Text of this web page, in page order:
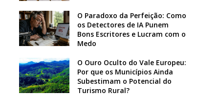
O Paradoxo da Perfeição: Como
os Detectores de IA Punem
Bons Escritores e Lucram com o
Medo
O Ouro Oculto do Vale Europeu:
Por que os Municípios Ainda
Subestimam o Potencial do
Turismo Rural?